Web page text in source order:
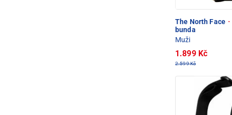
The North Face ·
bunda
Muži
1.899 Kč
2.599 Kč